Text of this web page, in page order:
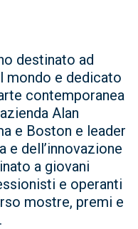
destinato ad
mondo e dedicato
contemporanea
Alan
e Boston e leader
e dell’innovazione
a giovani
e operanti
mostre, premi e